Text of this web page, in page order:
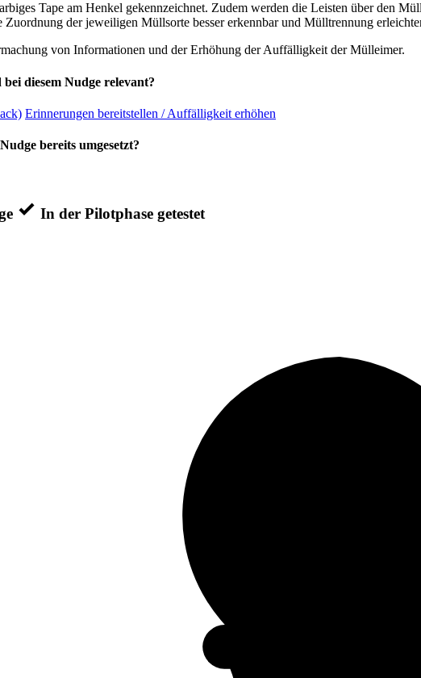
Tape am Henkel gekennzeichnet. Zudem werden die Leisten über den
der jeweiligen Müllsorte besser erkennbar und Mülltrennung
von Informationen und der Erhöhung der Auffälligkeit der Mülleimer.
diesem Nudge relevant?
Erinnerungen bereitstellen / Auffälligkeit erhöhen
bereits umgesetzt?
In der Pilotphase getestet